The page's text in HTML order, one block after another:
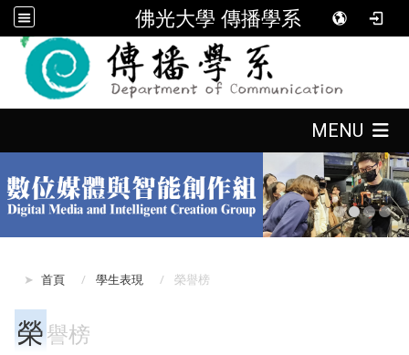
佛光大學 傳播學系
MENU
首頁 學生表現 榮譽榜
榮譽榜